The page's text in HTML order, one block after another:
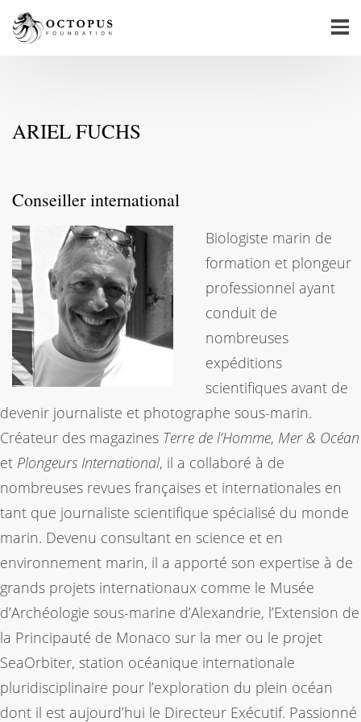
ARIEL FUCHS
Conseiller international
Biologiste marin de
formation et plongeur
professionnel ayant
conduit de
nombreuses
expéditions
scientifiques avant de
devenir journaliste et photographe sous-marin.
Créateur des magazines Terre de l’Homme, Mer & Océan
et Plongeurs International, il a collaboré à de
nombreuses revues françaises et internationales en
tant que journaliste scientifique spécialisé du monde
marin. Devenu consultant en science et en
environnement marin, il a apporté son expertise à de
grands projets internationaux comme le Musée
d’Archéologie sous-marine d’Alexandrie, l’Extension de
la Principauté de Monaco sur la mer ou le projet
SeaOrbiter, station océanique internationale
pluridisciplinaire pour l’exploration du plein océan
dont il est aujourd’hui le Directeur Exécutif. Passionné